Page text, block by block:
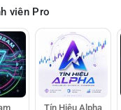
viên Pro
Tín Hiệu Alpha